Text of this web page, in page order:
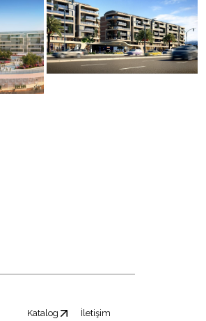
Katalog İletişim